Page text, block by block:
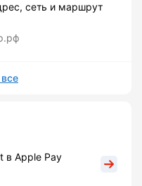
сеть и маршрут
в Apple Pay